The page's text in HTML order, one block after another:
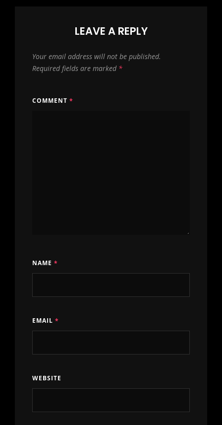
LEAVE A REPLY
Your email address will not be published.
Required fields are marked *
COMMENT *
NAME *
EMAIL *
WEBSITE